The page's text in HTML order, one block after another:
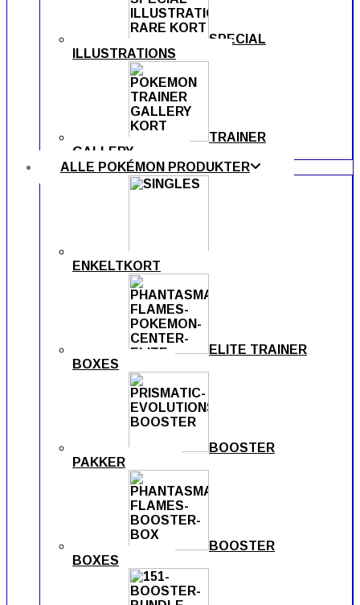
SPECIAL
ILLUSTRATIONS
TRAINER
GALLERY
ALLE POKÉMON PRODUKTER
ENKELTKORT
ELITE TRAINER
BOXES
BOOSTER
PAKKER
BOOSTER
BOXES